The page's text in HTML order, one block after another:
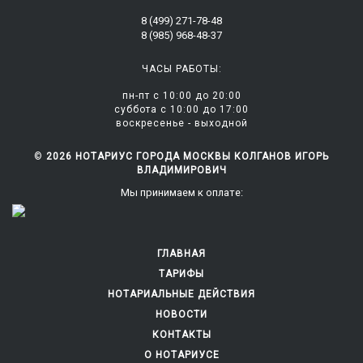
8 (499) 271-78-48
8 (985) 968-48-37
ЧАСЫ РАБОТЫ:
пн-пт с 10:00 до 20:00
суббота c 10:00 до 17:00
воскресенье - выходной
© 2026 НОТАРИУС ГОРОДА МОСКВЫ КОЛГАНОВ ИГОРЬ
ВЛАДИМИРОВИЧ
Мы принимаем к оплате:
ГЛАВНАЯ
ТАРИФЫ
НОТАРИАЛЬНЫЕ ДЕЙСТВИЯ
НОВОСТИ
КОНТАКТЫ
О НОТАРИУСЕ